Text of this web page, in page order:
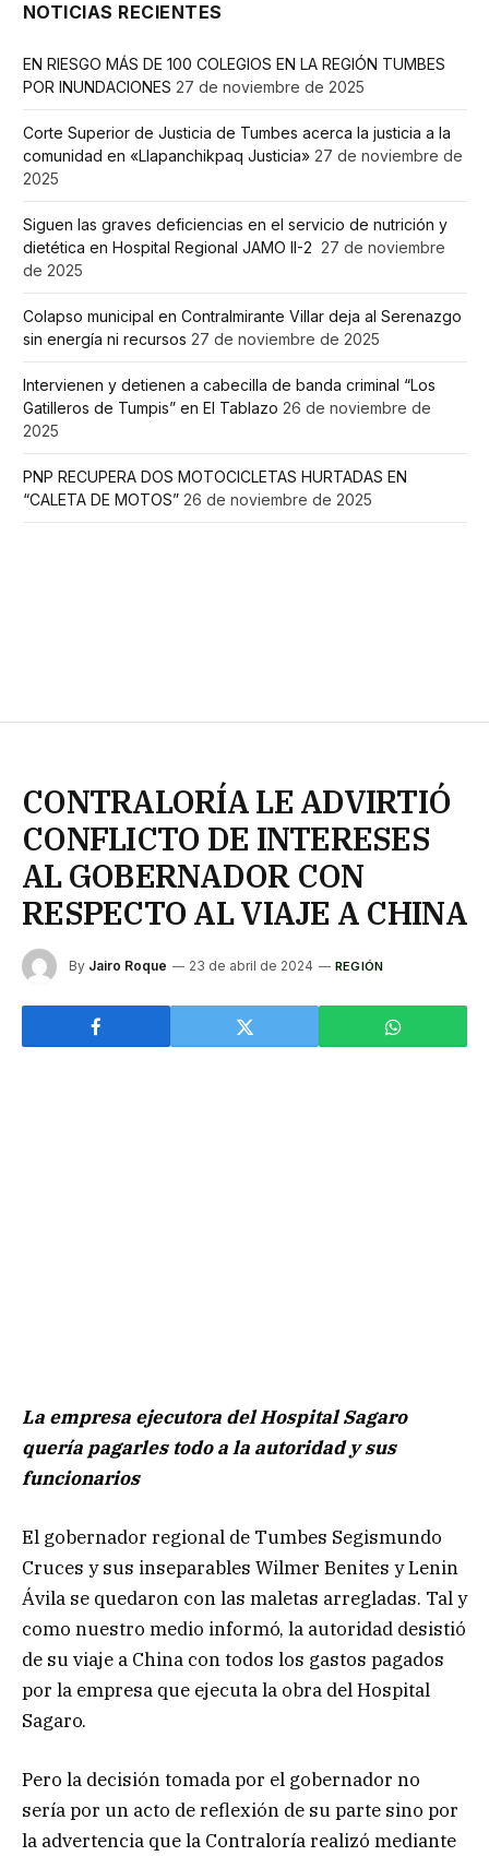
NOTICIAS RECIENTES
EN RIESGO MÁS DE 100 COLEGIOS EN LA REGIÓN TUMBES
POR INUNDACIONES 27 de noviembre de 2025
Corte Superior de Justicia de Tumbes acerca la justicia a la
comunidad en «Llapanchikpaq Justicia» 27 de noviembre de
2025
Siguen las graves deficiencias en el servicio de nutrición y
dietética en Hospital Regional JAMO II-2 27 de noviembre
de 2025
Colapso municipal en Contralmirante Villar deja al Serenazgo
sin energía ni recursos 27 de noviembre de 2025
Intervienen y detienen a cabecilla de banda criminal “Los
Gatilleros de Tumpis” en El Tablazo 26 de noviembre de
2025
PNP RECUPERA DOS MOTOCICLETAS HURTADAS EN
“CALETA DE MOTOS” 26 de noviembre de 2025
CONTRALORÍA LE ADVIRTIÓ
CONFLICTO DE INTERESES
AL GOBERNADOR CON
RESPECTO AL VIAJE A CHINA
By Jairo Roque 23 de abril de 2024 REGIÓN
La empresa ejecutora del Hospital Sagaro
quería pagarles todo a la autoridad y sus
funcionarios
El gobernador regional de Tumbes Segismundo
Cruces y sus inseparables Wilmer Benites y Lenin
Ávila se quedaron con las maletas arregladas. Tal y
como nuestro medio informó, la autoridad desistió
de su viaje a China con todos los gastos pagados
por la empresa que ejecuta la obra del Hospital
Sagaro.
Pero la decisión tomada por el gobernador no
sería por un acto de reflexión de su parte sino por
la advertencia que la Contraloría realizó mediante